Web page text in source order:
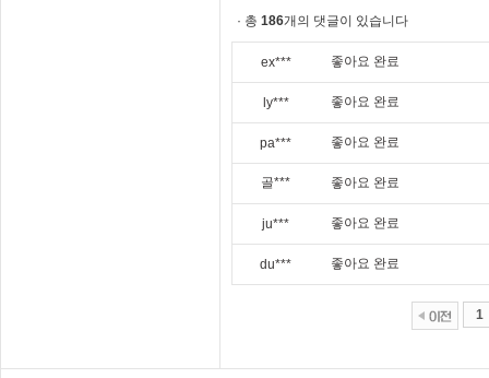
· 총 186개의 댓글이 있습니다
ex*** 좋아요 완료
ly*** 좋아요 완료
pa*** 좋아요 완료
골*** 좋아요 완료
ju*** 좋아요 완료
du*** 좋아요 완료
1